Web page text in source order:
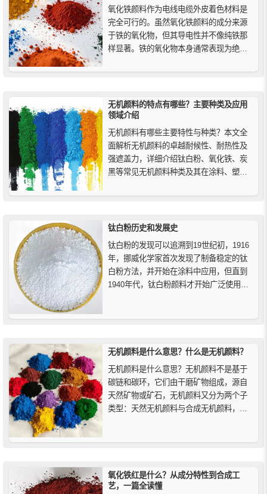
氧化铁颜料作为电线电缆外皮着色材料是
完全可行的。虽然氧化铁颜料的成分来源
于铁的氧化物，但其导电性并不像纯铁那
样显著。铁的氧化物本身通常表现为绝缘
低于纯铁金属。
无机颜料的特点有哪些？主要种类及应用
领域介绍
无机颜料有哪些主要特性与种类？本文全
面解析无机颜料的卓越耐候性、耐热性及
强遮盖力，详细介绍钛白粉、氧化铁、炭
黑等常见无机颜料种类及其在涂料、塑
助您全面了解这一色彩的坚实基石与选择
钛白粉历史和发展史
钛白粉的发现可以追溯到19世纪初，1916
年，挪威化学家首次发现了制备稳定的钛
白粉方法，并开始在涂料中应用，但直到
1940年代，钛白粉颜料才开始广泛使用。
无机颜料是什么意思？什么是无机颜料？
无机颜料是什么意思？无机颜料不是基于
碳链和碳环，它们由干磨矿物组成，源自
天然矿物或矿石，无机颜料又分为两个子
类型：天然无机颜料与合成无机颜料，主
氧化铁红是什么？从成分特性到合成工
艺，一篇全读懂